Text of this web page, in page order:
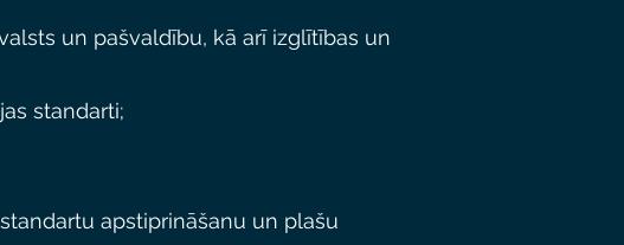
un pašvaldību, kā arī izglītības un
standarti;
apstiprināšanu un plašu